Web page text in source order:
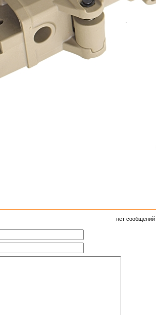
нет сообщений